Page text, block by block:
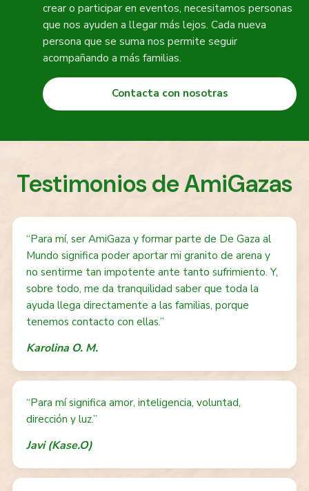
crear o participar en eventos, necesitamos personas
que nos ayuden a llegar más lejos. Cada nueva
persona que se suma nos permite seguir
acompañando a más familias.
Contacta con nosotras
Testimonios de AmiGazas
“Para mí, ser AmiGaza y formar parte de De Gaza al
Mundo significa poder aportar mi granito de arena y
no sentirme tan impotente ante tanto sufrimiento. Y,
sobre todo, me da tranquilidad saber que toda la
ayuda llega directamente a las familias, porque
tenemos contacto con ellas.”
Karolina O. M.
“Para mí significa amor, inteligencia, voluntad,
dirección y luz.”
Javi (Kase.O)